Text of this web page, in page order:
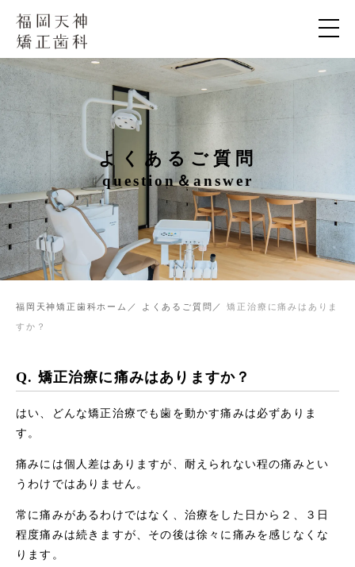
よくあるご質問
question＆answer
福岡天神矯正歯科ホーム よくあるご質問 矯正治療に痛みはありま
すか？
Q. 矯正治療に痛みはありますか？
はい、どんな矯正治療でも歯を動かす痛みは必ずありま
す。
痛みには個人差はありますが、耐えられない程の痛みとい
うわけではありません。
常に痛みがあるわけではなく、治療をした日から２、３日
程度痛みは続きますが、その後は徐々に痛みを感じなくな
ります。